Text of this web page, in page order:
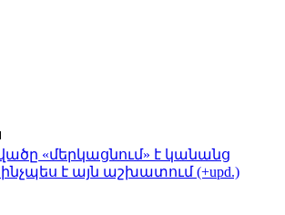
«մերկացնում» է կանանց
է այն աշխատում (+upd.)